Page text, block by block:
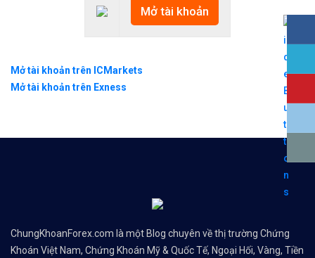
Mở tài khoản
Mở tài khoản trên ICMarkets
Mở tài khoản trên Exness
ChungKhoanForex.com là một Blog chuyên về thị trường Chứng
Khoán Việt Nam, Chứng Khoán Mỹ & Quốc Tế, Ngoại Hối, Vàng, Tiền